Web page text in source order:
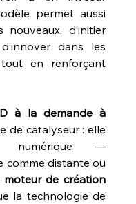
permet aussi
nouveaux, d’initier
dans les
en renforçant
à la demande à
de catalyseur : elle
numérique —
distante ou
moteur de création
la technologie de